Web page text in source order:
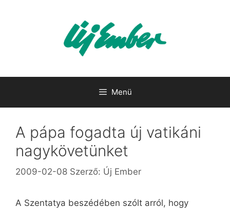
Menü
A pápa fogadta új vatikáni
nagykövetünket
2009-02-08 Szerző: Új Ember
A Szentatya beszédében szólt arról, hogy